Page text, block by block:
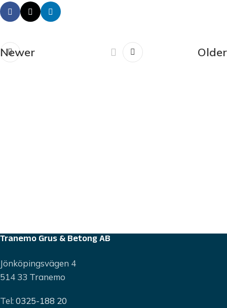
Newer Older
Tranemo Grus & Betong AB
Jönköpingsvägen 4
514 33 Tranemo
Tel: 0325-188 20